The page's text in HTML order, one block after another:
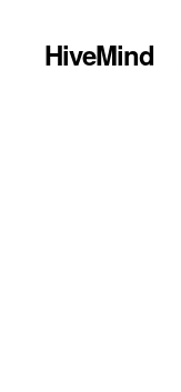
HiveMind